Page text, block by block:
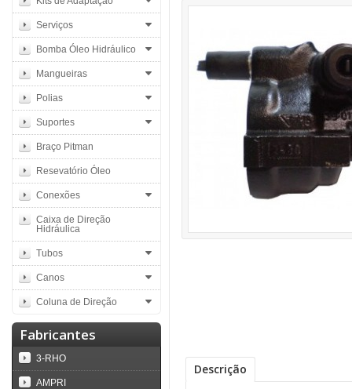
Serviços
Bomba Óleo Hidráulico
Mangueiras
Polias
Suportes
Braço Pitman
Resevatório Óleo
Conexões
Caixa de Direção
Hidráulica
Tubos
Canos
Coluna de Direção
Fabricantes
3-RHO
AMPRI
Descrição